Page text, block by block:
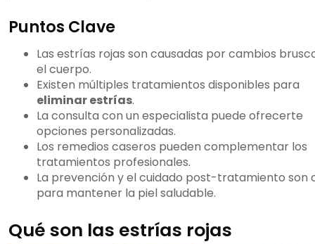
Puntos Clave
Las estrías rojas son causadas por cambios
el cuerpo.
Existen múltiples tratamientos disponibles para
eliminar estrías.
La consulta con un especialista puede ofrecerte
opciones personalizadas.
Los remedios caseros pueden complementar los
tratamientos profesionales.
La prevención y el cuidado post-tratamiento son
para mantener la piel saludable.
Qué son las estrías rojas